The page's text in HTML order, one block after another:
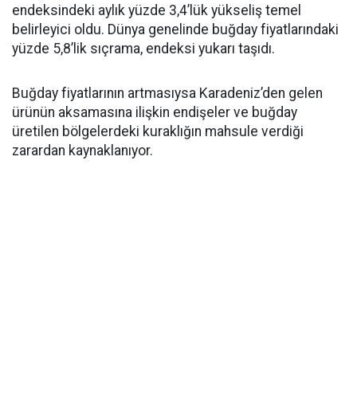
endeksindeki aylık yüzde 3,4’lük yükseliş temel
belirleyici oldu. Dünya genelinde buğday fiyatlarındaki
yüzde 5,8’lik sıçrama, endeksi yukarı taşıdı.
Buğday fiyatlarının artmasıysa Karadeniz’den gelen
ürünün aksamasına ilişkin endişeler ve buğday
üretilen bölgelerdeki kuraklığın mahsule verdiği
zarardan kaynaklanıyor.